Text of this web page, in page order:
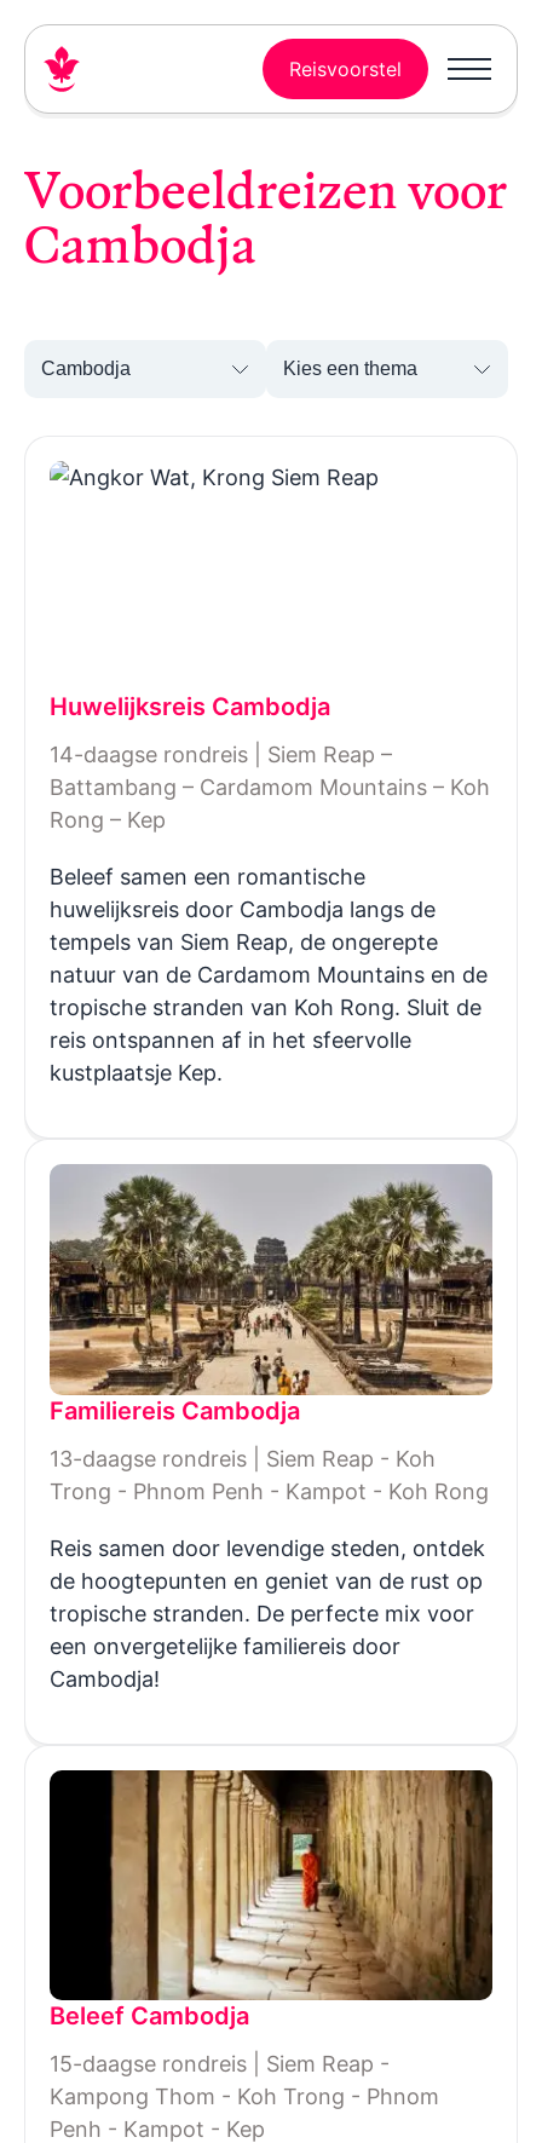
Reisvoorstel
Voorbeeldreizen voor
Cambodja
Huwelijksreis Cambodja
14-daagse rondreis | Siem Reap –
Battambang – Cardamom Mountains – Koh
Rong – Kep
Beleef samen een romantische
huwelijksreis door Cambodja langs de
tempels van Siem Reap, de ongerepte
natuur van de Cardamom Mountains en de
tropische stranden van Koh Rong. Sluit de
reis ontspannen af in het sfeervolle
kustplaatsje Kep.
Familiereis Cambodja
13-daagse rondreis | Siem Reap - Koh
Trong - Phnom Penh - Kampot - Koh Rong
Reis samen door levendige steden, ontdek
de hoogtepunten en geniet van de rust op
tropische stranden. De perfecte mix voor
een onvergetelijke familiereis door
Cambodja!
Beleef Cambodja
15-daagse rondreis | Siem Reap -
Kampong Thom - Koh Trong - Phnom
Penh - Kampot - Kep